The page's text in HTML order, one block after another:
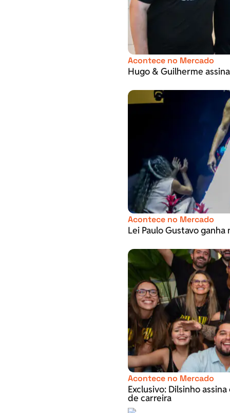
Acontece no Mercado
Hugo & Guilherme
Acontece no Mercado
Lei Paulo Gustavo
Acontece no Mercado
Exclusivo: Dilsinho
de carreira